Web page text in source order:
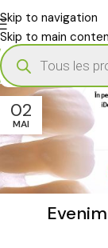
Skip to navigation
Skip to main
02
MAI